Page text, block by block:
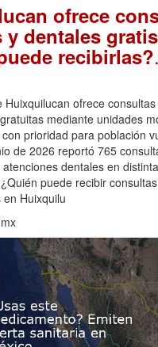
ofrece
y dentales
recibirlas?.
Huixquilucan ofrece
mediante unidades
prioridad para población
de 2026 reportó 765
dentales en
puede recibir
Huixquilu